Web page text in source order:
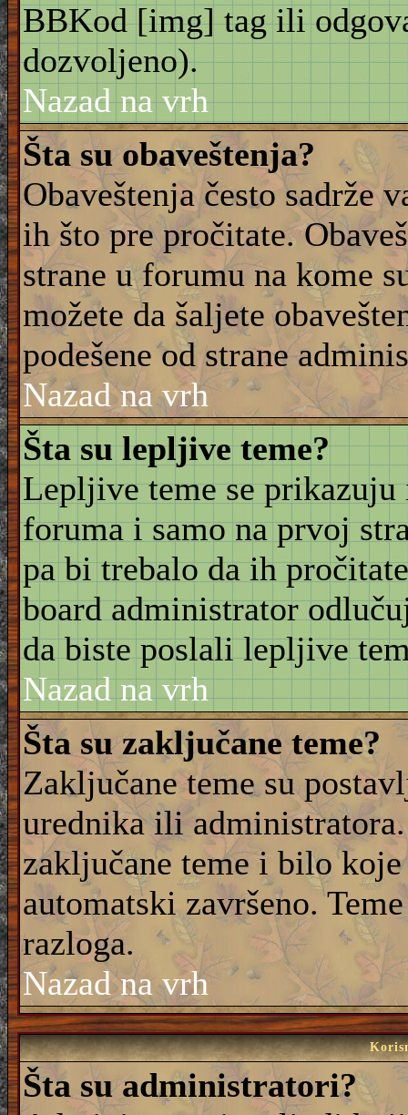
BBKod [img] tag ili
dozvoljeno).
Nazad na vrh
Šta su obaveštenja?
Obaveštenja često sadrže
ih što pre pročitate.
strane u forumu na kome
možete da šaljete
podešene od strane
Nazad na vrh
Šta su lepljive teme?
Lepljive teme se prikazuju
foruma i samo na prvoj
pa bi trebalo da ih
board administrator
da biste poslali lepljive
Nazad na vrh
Šta su zaključane teme?
Zaključane teme su
urednika ili
zaključane teme i bilo
automatski završeno.
razloga.
Nazad na vrh
Šta su administratori?